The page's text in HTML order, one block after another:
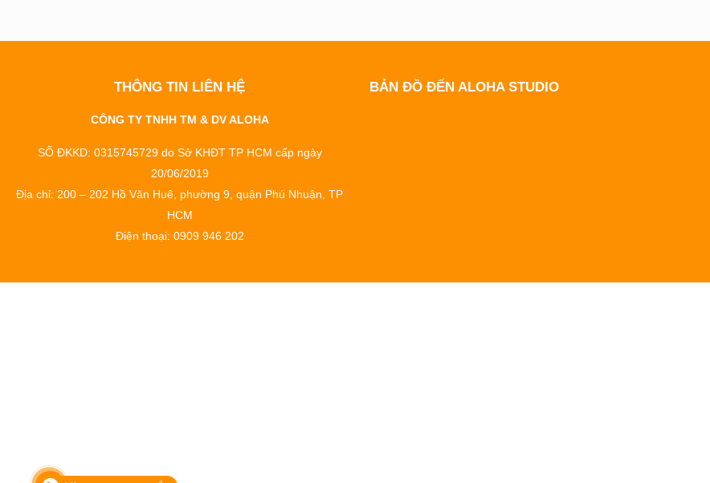
THÔNG TIN LIÊN HỆ
CÔNG TY TNHH TM & DV ALOHA
SỐ ĐKKD: 0315745729 do Sở KHĐT TP HCM cấp ngày
20/06/2019
Địa chỉ: 200 – 202 Hồ Văn Huê, phường 9, quận Phú Nhuận, TP
HCM
Điện thoại: 0909 946 202
BẢN ĐỒ ĐẾN ALOHA STUDIO